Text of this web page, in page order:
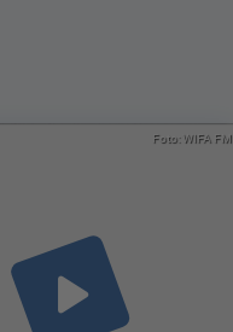
Foto: WIFA FM
play_arrow